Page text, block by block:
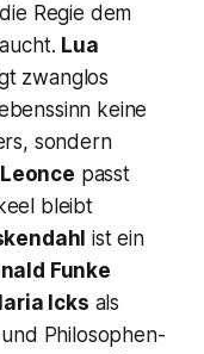
Regie dem
Lua
zwanglos
keine
sondern
Leonce passt
bleibt
ist ein
Funke
Icks als
Philosophen-